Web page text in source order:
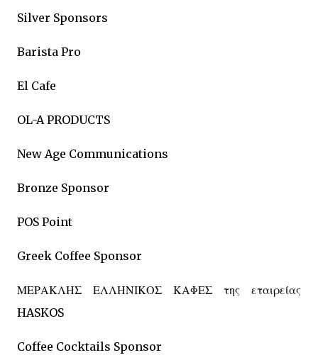
Silver Sponsors
Barista Pro
El Cafe
OL-A PRODUCTS
New Age Communications
Bronze Sponsor
POS Point
Greek Coffee Sponsor
ΜΕΡΑΚΛΗΣ ΕΛΛΗΝΙΚΟΣ ΚΑΦΕΣ της εταιρείας
HASKOS
Coffee Cocktails Sponsor